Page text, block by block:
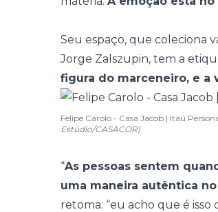
Seu espaço, que coleciona
Jorge Zalszupin, tem a
figura do marceneiro, e a
Felipe Carolo - Casa Jacob | Itaú
Estúdio/CASACOR)
“As pessoas sentem
uma maneira autêntica
retoma: “eu acho que é